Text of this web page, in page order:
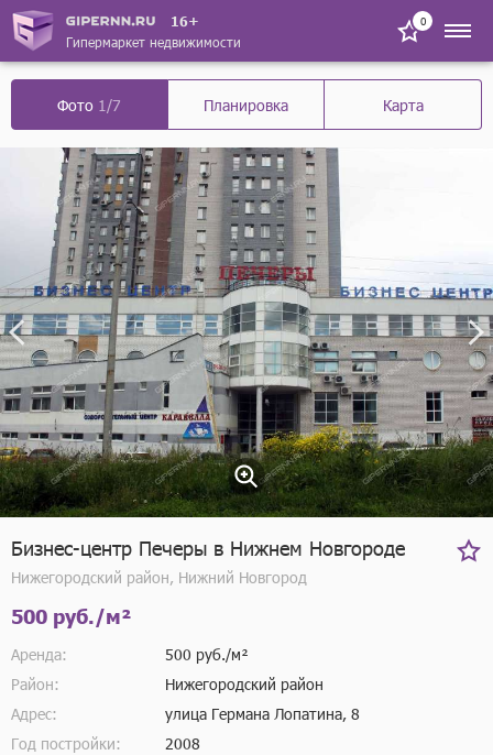
16+
Гипермаркет недвижимости
0
Фото 1/7 Планировка Карта
Бизнес-центр Печеры в Нижнем Новгороде
Нижегородский район, Нижний Новгород
500 руб./м²
Аренда:
500 руб./м²
Район:
Нижегородский район
Адрес:
улица Германа Лопатина, 8
Год постройки:
2008